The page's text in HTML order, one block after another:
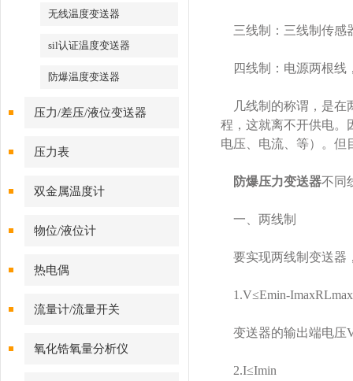
无线温度变送器
sil认证温度变送器
防爆温度变送器
压力/差压/液位变送器
压力表
双金属温度计
物位/液位计
热电偶
流量计/流量开关
氧化锆氧量分析仪
三线制：三线制传感
四线制：电源两根线
几线制的称谓，是在
程，这就离不开供电。
电压、电流、等）。但
防爆压力变送器不同
一、两线制
要实现两线制变送器
1.V≤Emin-ImaxRLmax
变送器的输出端电压
2.I≤Imin